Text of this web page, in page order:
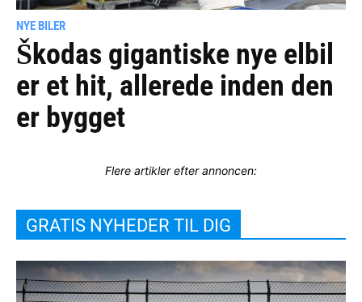
NYE BILER
Škodas gigantiske nye elbil
er et hit, allerede inden den
er bygget
Flere artikler efter annoncen:
GRATIS NYHEDER TIL DIG